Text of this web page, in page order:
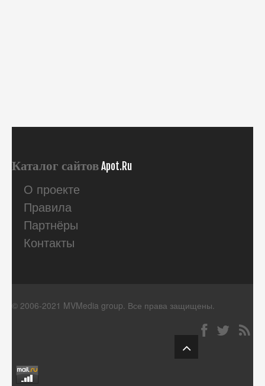
Каталог сайтовApot.Ru
О проекте
Правила
Партнёры
Контакты
© 2006-2021 MVMedia group. Все права защищены.